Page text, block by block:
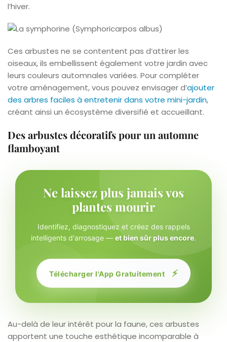
l’hiver.
Ces arbustes ne se contentent pas d’attirer les
oiseaux, ils embellissent également votre jardin avec
leurs couleurs automnales variées. Pour compléter
votre aménagement, vous pouvez envisager d’ajouter
des arbres faciles à entretenir dans votre mini-jardin,
créant ainsi un écosystème diversifié et accueillant.
Des arbustes décoratifs pour un automne
flamboyant
Ne laissez plus jamais vos
plantes mourir
Identifiez, diagnostiquez et créez des rappels
intelligents d'arrosage — et bien sûr plus encore.
Télécharger l'App Gratuitement ⚡
Au-delà de leur intérêt pour la faune, ces arbustes
apportent une touche esthétique incomparable à